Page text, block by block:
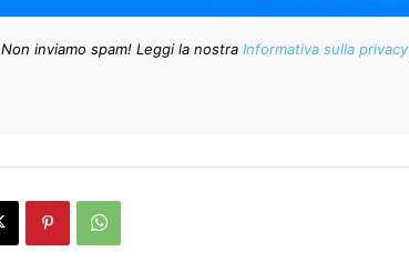
Non inviamo spam! Leggi la nostra Informativa sulla privacy